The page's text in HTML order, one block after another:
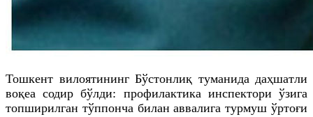
Тошкент вилоятининг Бўстонлиқ туманида даҳшатли
воқеа содир бўлди: профилактика инспектори ўзига
топширилган тўппонча билан аввалига турмуш ўртоғи